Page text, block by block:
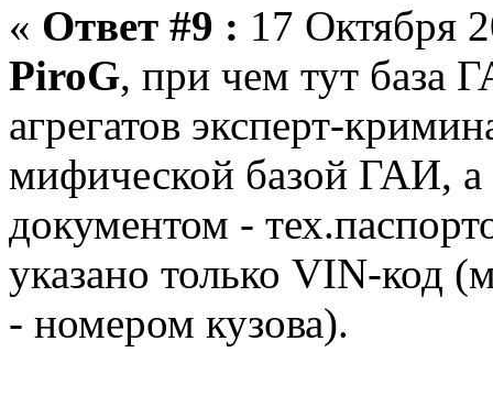
« Ответ #9 : 17 Октября
PiroG, при чем тут база
агрегатов эксперт-
мифической базой ГАИ,
документом -
указано только VIN-код
- номером кузова).